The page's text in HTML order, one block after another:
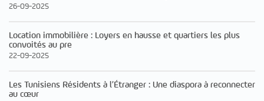
26-09-2025
Location immobilière : Loyers en hausse et quartiers les plus
convoités au pre
22-09-2025
Les Tunisiens Résidents à l’Étranger : Une diaspora à reconnecter
au cœur